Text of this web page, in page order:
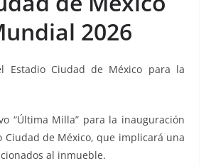
2026
Estadio Ciudad de México para la
“Última Milla” para la inauguración
Ciudad de México, que implicará una
al inmueble.